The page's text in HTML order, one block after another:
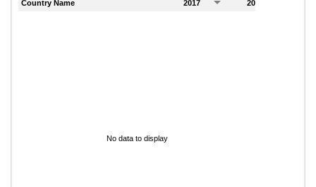
Country Name 2017 2018
No data to display